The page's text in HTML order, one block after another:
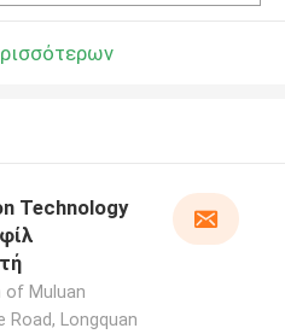
Technology
Muluan
Road, Longquan